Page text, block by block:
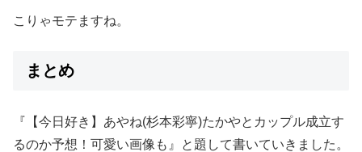
こりゃモテますね。
まとめ
『【今日好き】あやね(杉本彩寧)たかやとカップル成立す
るのか予想！可愛い画像も』と題して書いていきました。